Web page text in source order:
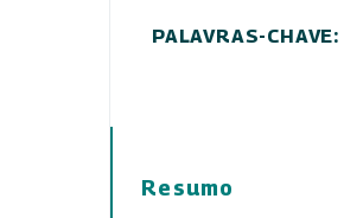
PALAVRAS-CHAVE:
Resumo